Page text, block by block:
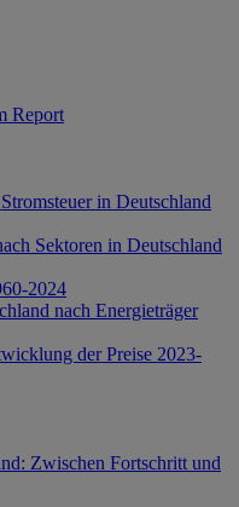
Report
in Deutschland
Sektoren in Deutschland
2024
nach Energieträger
der Preise 2023-
Zwischen Fortschritt und